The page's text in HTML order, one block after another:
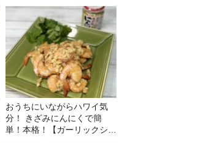
おうちにいながらハワイ気
分！ きざみにんにくで簡
単！本格！【ガーリックシュ